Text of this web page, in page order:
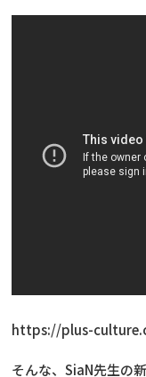
https://plus-
そんな、SiaN先生の